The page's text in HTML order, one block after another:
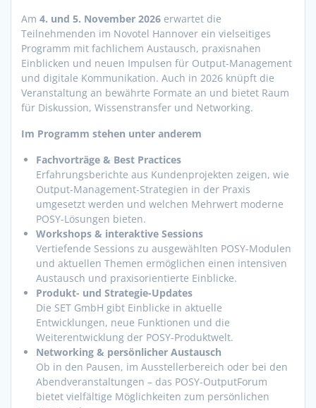
Am 4. und 5. November 2026 erwartet die
Teilnehmenden im Novotel Hannover ein vielseitiges
Programm mit fachlichem Austausch, praxisnahen
Einblicken und neuen Impulsen für Output-Management
und digitale Kommunikation. Auch in 2026 knüpft die
Veranstaltung an bewährte Formate an und bietet Raum
für Diskussion, Wissenstransfer und Networking.
Im Programm stehen unter anderem
Fachvorträge & Best Practices
Erfahrungsberichte aus Kundenprojekten zeigen, wie
Output-Management-Strategien in der Praxis
umgesetzt werden und welchen Mehrwert moderne
POSY-Lösungen bieten.
Workshops & interaktive Sessions
Vertiefende Sessions zu ausgewählten POSY-Modulen
und aktuellen Themen ermöglichen einen intensiven
Austausch und praxisorientierte Einblicke.
Produkt- und Strategie-Updates
Die SET GmbH gibt Einblicke in aktuelle
Entwicklungen, neue Funktionen und die
Weiterentwicklung der POSY-Produktwelt.
Networking & persönlicher Austausch
Ob in den Pausen, im Ausstellerbereich oder bei den
Abendveranstaltungen – das POSY-OutputForum
bietet vielfältige Möglichkeiten zum persönlichen